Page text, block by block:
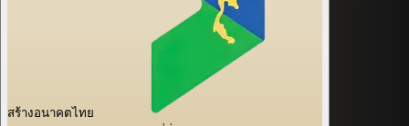
สร้างอนาคตไทย